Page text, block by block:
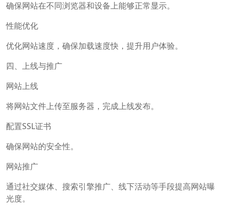
确保网站在不同浏览器和设备上能够正常显示。
性能优化
优化网站速度，确保加载速度快，提升用户体验。
四、上线与推广
网站上线
将网站文件上传至服务器，完成上线发布。
配置SSL证书
确保网站的安全性。
网站推广
通过社交媒体、搜索引擎推广、线下活动等手段提高网站曝
光度。